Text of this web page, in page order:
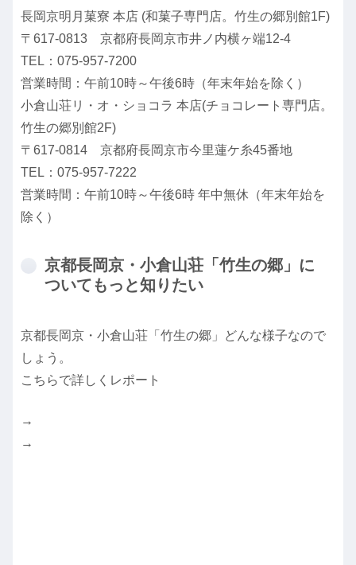
長岡京明月菓寮 本店 (和菓子専門店。竹生の郷別館1F)
〒617-0813 京都府長岡京市井ノ内横ヶ端12-4
TEL：075-957-7200
営業時間：午前10時～午後6時（年末年始を除く）
小倉山荘リ・オ・ショコラ 本店(チョコレート専門店。
竹生の郷別館2F)
〒617-0814 京都府長岡京市今里蓮ケ糸45番地
TEL：075-957-7222
営業時間：午前10時～午後6時 年中無休（年末年始を
除く）
京都長岡京・小倉山荘「竹生の郷」に
ついてもっと知りたい
京都長岡京・小倉山荘「竹生の郷」どんな様子なので
しょう。
こちらで詳しくレポート
→
→